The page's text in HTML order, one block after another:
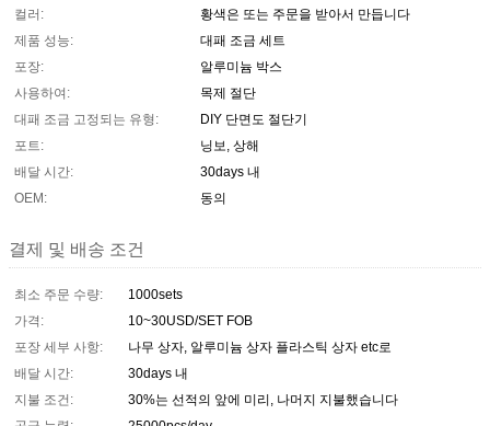
컬러:
황색은 또는 주문을 받아서 만듭니다
제품 성능:
대패 조금 세트
포장:
알루미늄 박스
사용하여:
목제 절단
대패 조금 고정되는 유형:
DIY 단면도 절단기
포트:
닝보, 상해
배달 시간:
30days 내
OEM:
동의
결제 및 배송 조건
최소 주문 수량:
1000sets
가격:
10~30USD/SET FOB
포장 세부 사항:
나무 상자, 알루미늄 상자 플라스틱 상자 etc로
배달 시간:
30days 내
지불 조건:
30%는 선적의 앞에 미리, 나머지 지불했습니다